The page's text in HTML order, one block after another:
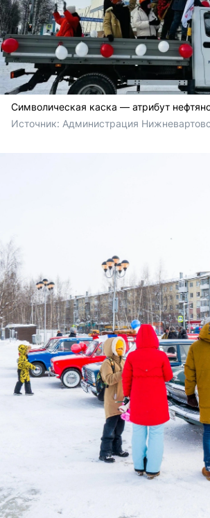
Символическая каска — атрибут
Источник: Администрация